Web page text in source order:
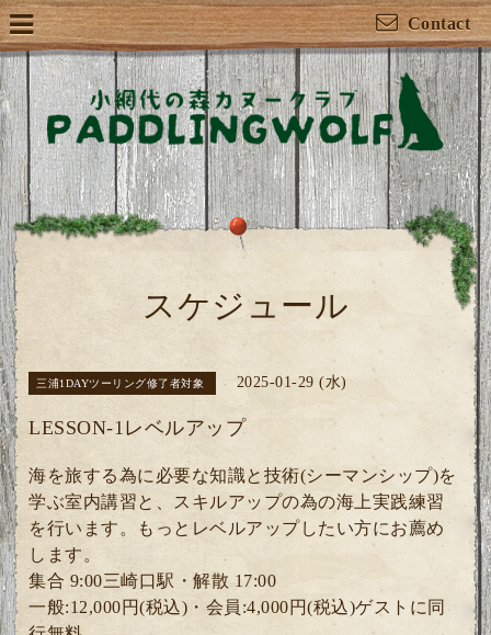
Contact
スケジュール
三浦1DAYツーリング修了者対象 2025-01-29 (水)
LESSON-1レベルアップ
海を旅する為に必要な知識と技術(シーマンシップ)を
学ぶ室内講習と、スキルアップの為の海上実践練習
を行います。
もっとレベルアップしたい方にお薦め
します。
集合 9:00三崎口駅・解散 17:00
一般:12,000円(税込)・会員:4,000円(税込)ゲスト に同